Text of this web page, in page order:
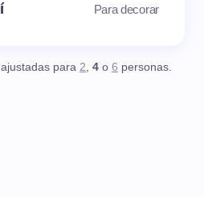
Para decorar
para 2, 4 o 6 personas.